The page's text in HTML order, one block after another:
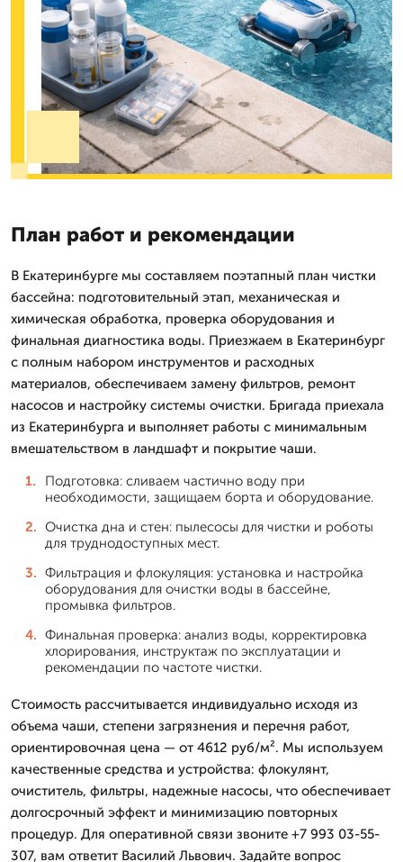
План работ и рекомендации
В Екатеринбурге мы составляем поэтапный план чистки
бассейна: подготовительный этап, механическая и
химическая обработка, проверка оборудования и
финальная диагностика воды. Приезжаем в Екатеринбург
с полным набором инструментов и расходных
материалов, обеспечиваем замену фильтров, ремонт
насосов и настройку системы очистки. Бригада приехала
из Екатеринбурга и выполняет работы с минимальным
вмешательством в ландшафт и покрытие чаши.
Подготовка: сливаем частично воду при
необходимости, защищаем борта и оборудование.
Очистка дна и стен: пылесосы для чистки и роботы
для труднодоступных мест.
Фильтрация и флокуляция: установка и настройка
оборудования для очистки воды в бассейне,
промывка фильтров.
Финальная проверка: анализ воды, корректировка
хлорирования, инструктаж по эксплуатации и
рекомендации по частоте чистки.
Стоимость рассчитывается индивидуально исходя из
объема чаши, степени загрязнения и перечня работ,
ориентировочная цена — от 4612 руб/м². Мы используем
качественные средства и устройства: флокулянт,
очиститель, фильтры, надежные насосы, что обеспечивает
долгосрочный эффект и минимизацию повторных
процедур. Для оперативной связи звоните +7 993 03-55-
307, вам ответит Василий Львович. Задайте вопрос